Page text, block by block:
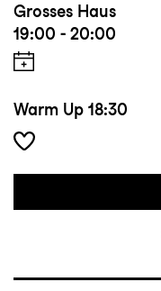
Grosses Haus
19:00 - 20:00
Warm Up 18:30